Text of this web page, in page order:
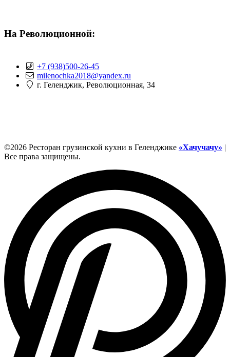
На Революционной:
+7 (938)500-26-45
milenochka2018@yandex.ru
г. Геленджик, Революционная, 34
©2026 Ресторан грузинской кухни в Геленджике «Хачучачу» |
Все права защищены.